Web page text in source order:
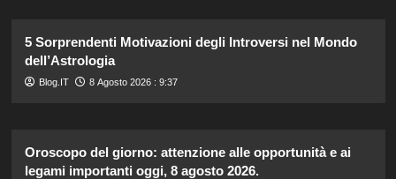
5 Sorprendenti Motivazioni degli Introversi nel Mondo
dell’Astrologia
Blog.IT 8 Agosto 2026 : 9:37
Oroscopo del giorno: attenzione alle opportunità e ai
legami importanti oggi, 8 agosto 2026.